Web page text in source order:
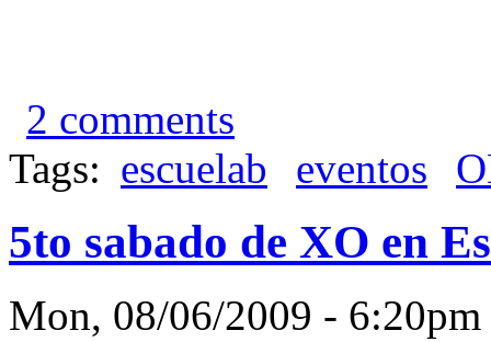
2 comments
Tags: escuelab eventos
5to sabado de XO en
Mon, 08/06/2009 -